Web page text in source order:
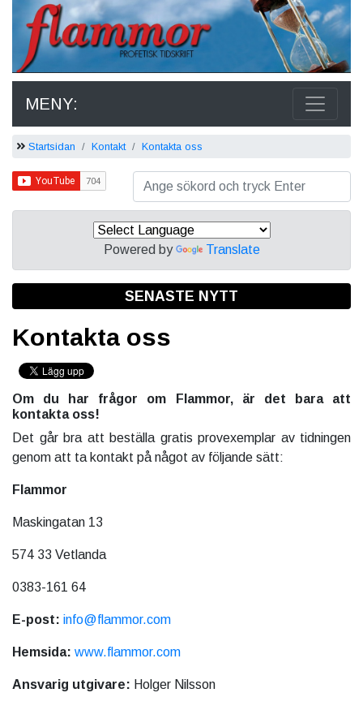
MENY:
Startsidan Kontakt Kontakta oss
Powered by Translate
SENASTE NYTT
Kontakta oss
Om du har frågor om Flammor, är det bara att
kontakta oss!
Det går bra att beställa gratis provexemplar av tidningen
genom att ta kontakt på något av följande sätt:
Flammor
Maskingatan 13
574 33 Vetlanda
0383-161 64
E-post: info@flammor.com
Hemsida: www.flammor.com
Ansvarig utgivare: Holger Nilsson